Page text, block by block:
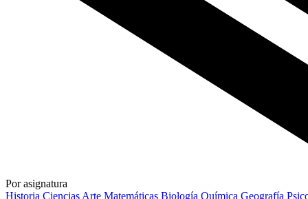
Por asignatura
Historia Ciencias Arte Matemáticas Biología Química Geografía